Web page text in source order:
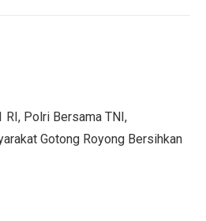
RI, Polri Bersama TNI,
Gotong Royong Bersihkan